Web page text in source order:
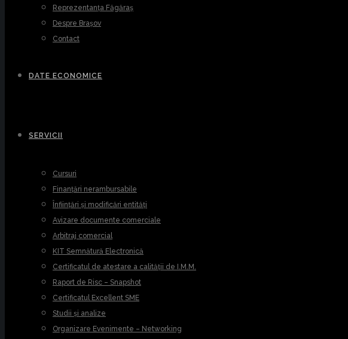
Reprezentanța Făgăraș
Despre Brașov
Contact
DATE ECONOMICE
SERVICII
Cursuri
Finanțări nerambursabile
Înființări și modificări entități
Avizare documente comerciale
Arbitraj comercial
KIT Semnătură Electronică
Certificatul de atestare a calității de I.M.M.
Raport de Risc – Snapshot
Certificatul Excellent SME
Studii și analize
Organizare Evenimente – Networking